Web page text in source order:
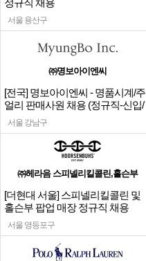
서울 용산구
㈜명보아이엔씨
[전국] 명보아이엔씨 - 명품시계/주
얼리 판매사원 채용 (정규직-신입/
경력)
서울 강남구
㈜헤라음 스피넬리킬콜린,홀슨부
[더현대 서울] 스피넬리킬콜린 및
홀슨부 팝업 매장 정규직 채용
서울 영등포구